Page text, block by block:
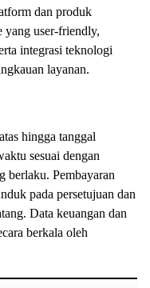
dan produk
yang user-friendly,
integrasi teknologi
layanan.
hingga tanggal
sesuai dengan
berlaku. Pembayaran
pada persetujuan dan
Data keuangan dan
berkala oleh